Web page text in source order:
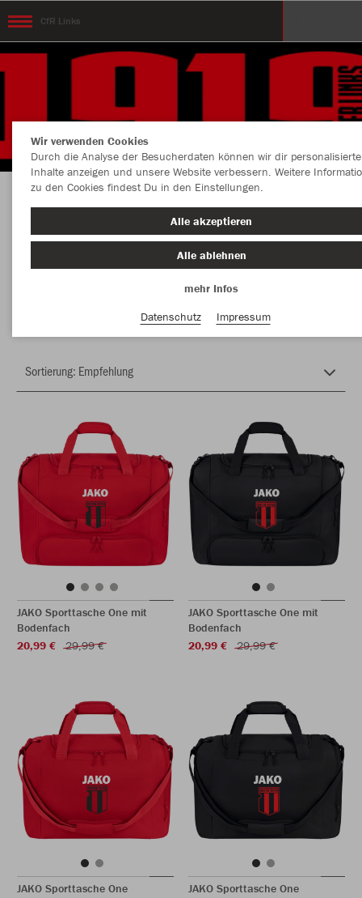
CfR Links
DCfR Linksrh. 1919 Kollektion DEIN OUTFIT
AUF DEM PLATZ
JAKO Sporttasche One mit
Bodenfach
20,99 €
29,99 €
JAKO Sporttasche One mit
Bodenfach
20,99 €
29,99 €
JAKO Sporttasche One
JAKO Sporttasche One
Wir verwenden Cookies
Durch die Analyse der Besucherdaten können wir dir personalisierte
Inhalte anzeigen und unsere Website verbessern. Weitere
zu den Cookies findest Du in den Einstellungen.
Alle akzeptieren
Alle ablehnen
mehr Infos
Datenschutz
Impressum